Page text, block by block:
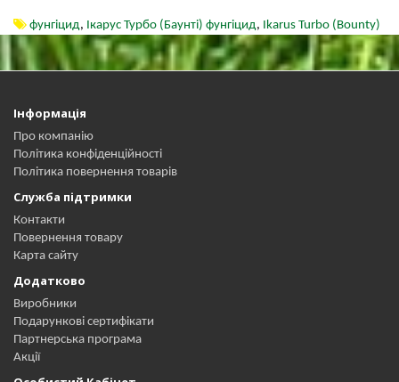
фунгіцид, Ікарус Турбо (Баунті) фунгіцид, Ikarus Turbo (Bounty)
Інформація
Про компанію
Політика конфіденційності
Політика повернення товарів
Служба підтримки
Контакти
Повернення товару
Карта сайту
Додатково
Виробники
Подарункові сертифікати
Партнерська програма
Акції